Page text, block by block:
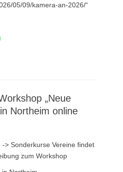
05/09/kamera-an-2026/“
„Neue
Northeim online
> Sonderkurse Vereine findet
zum Workshop